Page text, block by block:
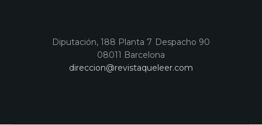
Diputación, 188 Planta 7 Despacho 90
08011 Barcelona
direccion@revistaqueleer.com